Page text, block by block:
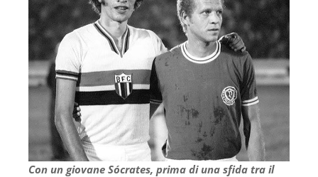
Con un giovane Sócrates, prima di una sfida tra il